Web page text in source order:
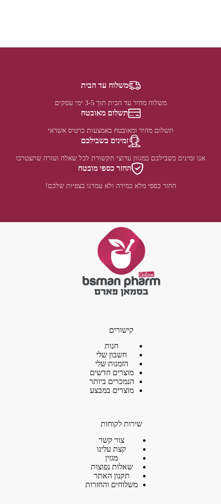
משלוח עד הבית
משלוח מהיר עד הבית תוך 3-5 ימי עסקים
תשלום מאובטח
תשלום מהיר ומאובטח באמצעות כרטיס אשראי
זמינים בשבילכם
אנו זמינים בשבילכם במגוון ערוצי תקשורת לכל שאלה ועזרה שתצטרכו
החזר כספי מובטח
החזר כספי מלא במידה ולא עמדנו בצפיות שלכם!
קישורים
חנות
חשבון שלי
הזמנות שלי
מוצרים חדשים
הנמכרים ביותר
מוצרים במבצע
שירות לקוחות
צור קשר
קצת עלינו
מגזין
שאלות נפוצות
תקנון האתר
משלוחים והחזרות